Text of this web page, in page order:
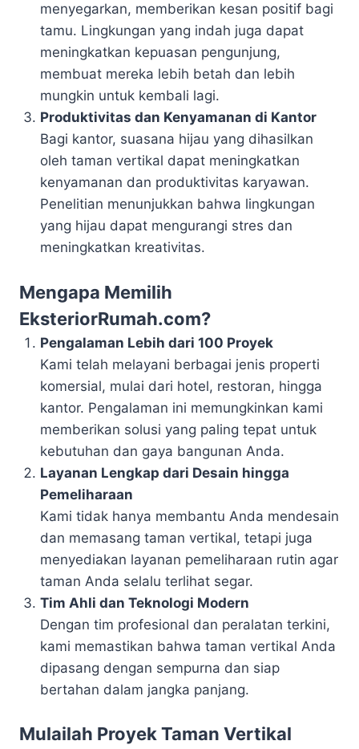
menyegarkan, memberikan kesan positif bagi
tamu. Lingkungan yang indah juga dapat
meningkatkan kepuasan pengunjung,
membuat mereka lebih betah dan lebih
mungkin untuk kembali lagi.
Produktivitas dan Kenyamanan di Kantor
Bagi kantor, suasana hijau yang dihasilkan
oleh taman vertikal dapat meningkatkan
kenyamanan dan produktivitas karyawan.
Penelitian menunjukkan bahwa lingkungan
yang hijau dapat mengurangi stres dan
meningkatkan kreativitas.
Mengapa Memilih
EksteriorRumah.com?
Pengalaman Lebih dari 100 Proyek
Kami telah melayani berbagai jenis properti
komersial, mulai dari hotel, restoran, hingga
kantor. Pengalaman ini memungkinkan kami
memberikan solusi yang paling tepat untuk
kebutuhan dan gaya bangunan Anda.
Layanan Lengkap dari Desain hingga
Pemeliharaan
Kami tidak hanya membantu Anda mendesain
dan memasang taman vertikal, tetapi juga
menyediakan layanan pemeliharaan rutin agar
taman Anda selalu terlihat segar.
Tim Ahli dan Teknologi Modern
Dengan tim profesional dan peralatan terkini,
kami memastikan bahwa taman vertikal Anda
dipasang dengan sempurna dan siap
bertahan dalam jangka panjang.
Mulailah Proyek Taman Vertikal